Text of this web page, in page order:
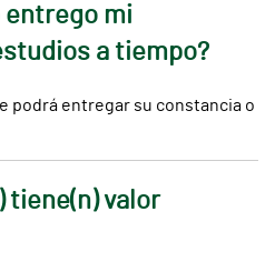
entrego mi
a tiempo?
podrá entregar su constancia o
tiene(n) valor